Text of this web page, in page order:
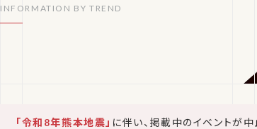
「令和8年熊本地震」 に伴い、掲載中のイベントが